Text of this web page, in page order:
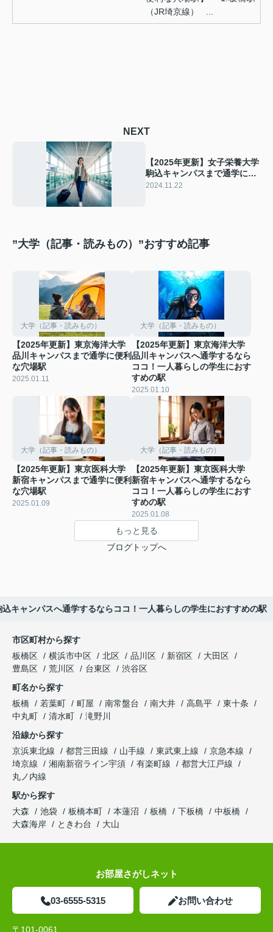
（JR埼京線） ...
NEXT
【2025年更新】女子栄養大学
駒込キャンパスまで通学に便
利な穴場駅
2024.11.22
”大学（記事・読みもの）”おすすめ記事
大学（記事・読みもの）
【2025年更新】東京海洋大学
品川キャンパスまで通学に便利
な穴場駅
2025.01.11
大学（記事・読みもの）
【2025年更新】東京海洋大学
品川キャンパスへ通学するなら
ココ！一人暮らしの学生におす
すめの駅
2025.01.10
大学（記事・読みもの）
【2025年更新】東京医科大学
新宿キャンパスまで通学に便利
な穴場駅
2025.01.09
大学（記事・読みもの）
【2025年更新】東京医科大学
新宿キャンパスへ通学するなら
ココ！一人暮らしの学生におす
すめの駅
2025.01.08
もっと見る
ブログトップへ
キャンパスへ通学するならココ！一人暮らしの学生におすすめの駅
市区町村から探す
板橋区
横浜市中区 北区 品川区 新宿区
大田区
豊島区
荒川区 台東区
渋谷区
町名から探す
板橋
若葉町 町屋 南常盤台 南大井 高島平
東十条
中丸町
清水町
滝野川
沿線から探す
京浜東北線
都営三田線 山手線 東武東上線
京急本線
埼京線
湘南新宿ライン宇須 有楽町線
都営大江戸線
丸ノ内線
駅から探す
大森
池袋 板橋本町 本蓮沼 板橋 下板橋
中板橋
大森海岸
ときわ台 大山
お部屋さがしネット
03-6555-5315 お問い合わせ
〒101-0061